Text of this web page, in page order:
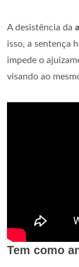
A desistência da
isso, a sentença
impede o
visando ao
Tem como